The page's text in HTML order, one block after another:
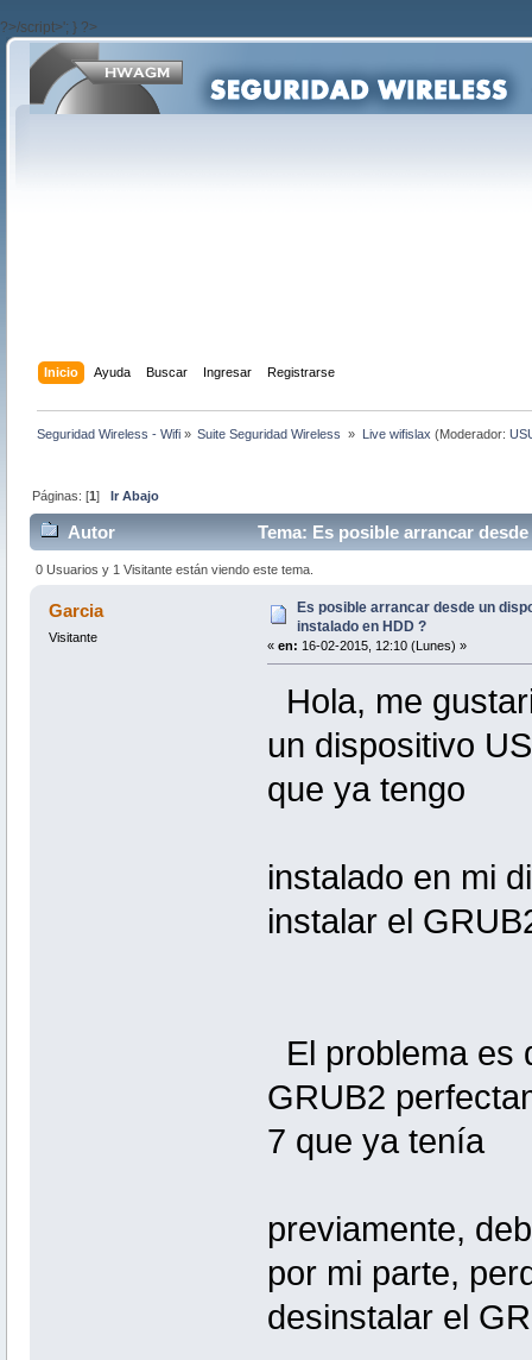
?>/script>'; } ?>
Inicio Ayuda Buscar Ingresar Registrarse
Seguridad Wireless - Wifi » Suite Seguridad Wireless » Live wifislax (Moderador:
Páginas: [1]Ir Abajo
Autor Tema: Es posible arrancar
0 Usuarios y 1 Visitante están viendo este tema.
Garcia
Visitante
Es posible arrancar desde un
instalado en HDD ?
« en: 16-02-2015, 12:10 (Lunes) »
Hola, me
un dispositivo
que ya tengo
instalado en mi
instalar el
El problema es
GRUB2
7 que ya tenía
previamente,
por mi parte,
desinstalar el